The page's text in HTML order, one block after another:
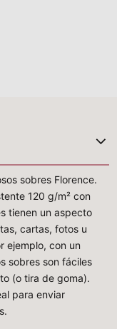
sobres Florence.
120 g/m² con
tienen un aspecto
cartas, fotos u
ejemplo, con un
sobres son fáciles
(o tira de goma).
para enviar